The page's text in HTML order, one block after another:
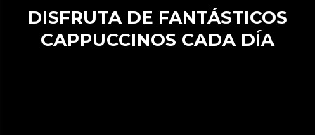
DISFRUTA DE FANTÁSTICOS
CAPPUCCINOS CADA DÍA